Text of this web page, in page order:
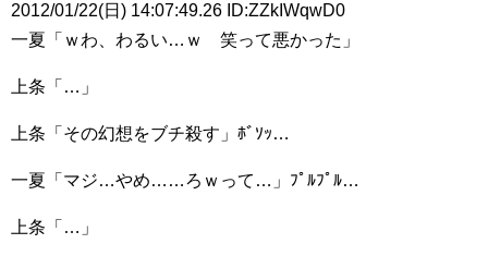
2012/01/22(日) 14:07:49.26 ID:ZZkIWqwD0
一夏「ｗわ、わるい…ｗ 笑って悪かった」
上条「…」
上条「その幻想をブチ殺す」ﾎﾞｿｯ…
一夏「マジ…やめ……ろｗって…」ﾌﾟﾙﾌﾟﾙ…
上条「…」